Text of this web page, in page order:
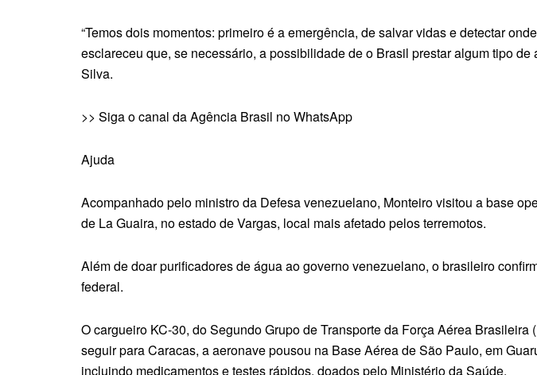
“Temos dois momentos: primeiro é a emergência, de salvar vidas e detectar
esclareceu que, se necessário, a possibilidade de o Brasil prestar algum tipo
Silva.
>> Siga o canal da Agência Brasil no WhatsApp
Ajuda
Acompanhado pelo ministro da Defesa venezuelano, Monteiro visitou a base
de La Guaira, no estado de Vargas, local mais afetado pelos terremotos.
Além de doar purificadores de água ao governo venezuelano, o brasileiro
federal.
O cargueiro KC-30, do Segundo Grupo de Transporte da Força Aérea
seguir para Caracas, a aeronave pousou na Base Aérea de São Paulo, em
incluindo medicamentos e testes rápidos, doados pelo Ministério da Saúde.